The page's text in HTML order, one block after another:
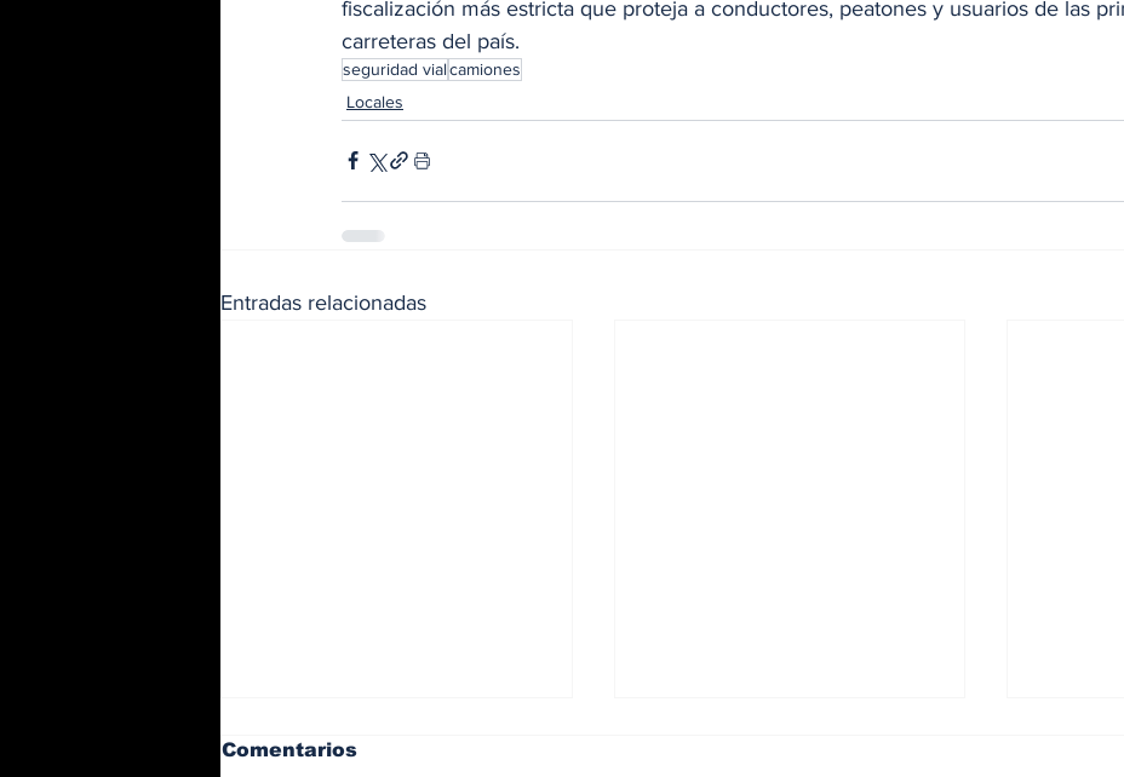
fiscalización más estricta que proteja a conductores, peatones y usuarios de las
carreteras del país.
seguridad vialcamiones
Locales
Entradas relacionadas
Comentarios